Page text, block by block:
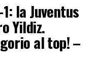
la Juventus
Yildiz.
al top! –